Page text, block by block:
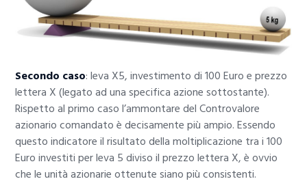
Secondo caso: leva X5, investimento di 100 Euro e prezzo
lettera X (legato ad una specifica azione sottostante).
Rispetto al primo caso l’ammontare del Controvalore
azionario comandato è decisamente più ampio. Essendo
questo indicatore il risultato della moltiplicazione tra i 100
Euro investiti per leva 5 diviso il prezzo lettera X, è ovvio
che le unità azionarie ottenute siano più consistenti.